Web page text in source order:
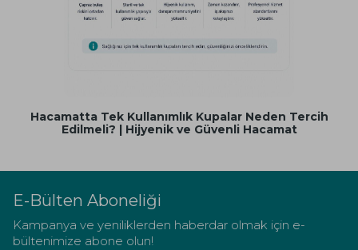
Hacamatta Tek Kullanımlık Kupalar Neden Tercih
Edilmeli? | Hijyenik ve Güvenli Hacamat
E-Bülten Aboneliği
Kampanya ve yeniliklerden haberdar olmak için e-
bültenimize abone olun!